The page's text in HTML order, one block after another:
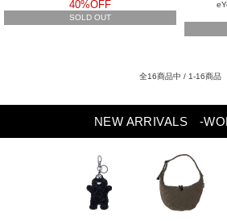
40%OFF
SOLD OUT
全16商品中 / 1-16商品
NEW ARRIVALS -